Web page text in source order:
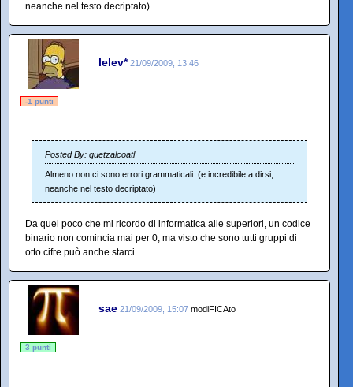
neanche nel testo decriptato)
lelev* 21/09/2009, 13:46
-1 punti
Posted By: quetzalcoatl
Almeno non ci sono errori grammaticali. (e incredibile a dirsi,
neanche nel testo decriptato)
Da quel poco che mi ricordo di informatica alle superiori, un codice
binario non comincia mai per 0, ma visto che sono tutti gruppi di
otto cifre può anche starci...
sae 21/09/2009, 15:07 modiFICAto
3 punti